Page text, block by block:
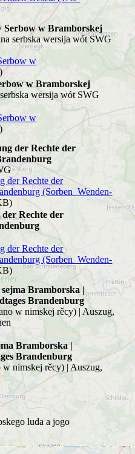
Serbow w Bramborskej
serbska wersija wót SWG
w
w Bramborskej
wersija wót SWG
w
der Rechte der
der Rechte der
(Sorben_Wenden-
der Rechte der
der Rechte der
(Sorben_Wenden-
Bramborska |
Brandenburg
w nimskej rěcy) | Auszug,
Bramborska |
Brandenburg
nimskej rěcy) | Auszug,
luda a jogo